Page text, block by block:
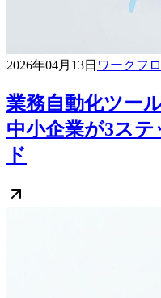
2026年04月13日 ワークフ
業務自動化ツー
中小企業が3ス
ド